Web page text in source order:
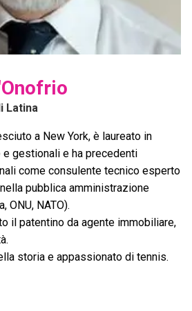
Latina
a New York, è laureato in
gestionali e ha precedenti
come consulente tecnico esperto
pubblica amministrazione
ONU, NATO).
il patentino da agente immobiliare,
storia e appassionato di tennis.